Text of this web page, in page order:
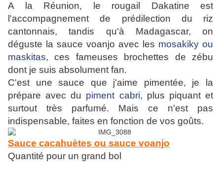
A la Réunion, le rougail Dakatine est
l'accompagnement de prédilection du riz
cantonnais, tandis qu'à Madagascar, on
déguste la sauce voanjo avec les mosakiky ou
maskitas, ces fameuses brochettes de zébu
dont je suis absolument fan.
C'est une sauce que j'aime pimentée, je la
prépare avec du piment cabri, plus piquant et
surtout très parfumé. Mais ce n'est pas
indispensable, faites en fonction de vos goûts.
Sauce cacahuètes ou sauce voanjo
Quantité pour un grand bol